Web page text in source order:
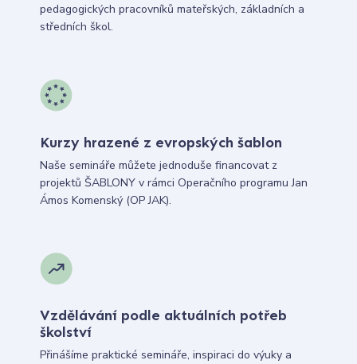
pedagogických pracovníků mateřských, základních a
středních škol.
Kurzy hrazené z evropských šablon
Naše semináře můžete jednoduše financovat z
projektů ŠABLONY v rámci Operačního programu Jan
Ámos Komenský (OP JAK).
Vzdělávání podle aktuálních potřeb
školství
Přinášíme praktické semináře, inspiraci do výuky a